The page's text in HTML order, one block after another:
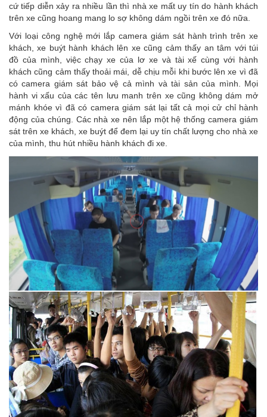
cứ tiếp diễn xảy ra nhiều lần thì nhà xe mất uy tín do hành khách
trên xe cũng hoang mang lo sợ không dám ngồi trên xe đó nữa.
Với loại công nghệ mới lắp camera giám sát hành trình trên xe
khách, xe buýt hành khách lên xe cũng cảm thấy an tâm với túi
đồ của mình, việc chạy xe của lơ xe và tài xế cùng với hành
khách cũng cảm thấy thoải mái, dễ chịu mỗi khi bước lên xe vì đã
có camera giám sát bảo vệ cả mình và tài sản của mình. Mọi
hành vi xấu của các tên lưu manh trên xe cũng không dám mở
mánh khóe vì đã có camera giám sát lại tất cả mọi cử chỉ hành
động của chúng. Các nhà xe nên lắp một hệ thống camera giám
sát trên xe khách, xe buýt để đem lại uy tín chất lượng cho nhà xe
của mình, thu hút nhiều hành khách đi xe.